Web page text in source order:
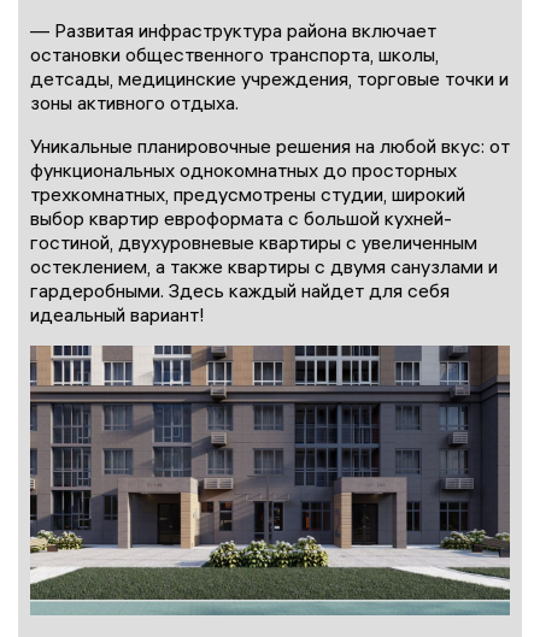
— Развитая инфраструктура района включает
остановки общественного транспорта, школы,
детсады, медицинские учреждения, торговые точки и
зоны активного отдыха.
Уникальные планировочные решения на любой вкус: от
функциональных однокомнатных до просторных
трехкомнатных, предусмотрены студии, широкий
выбор квартир евроформата с большой кухней-
гостиной, двухуровневые квартиры с увеличенным
остеклением, а также квартиры с двумя санузлами и
гардеробными. Здесь каждый найдет для себя
идеальный вариант!